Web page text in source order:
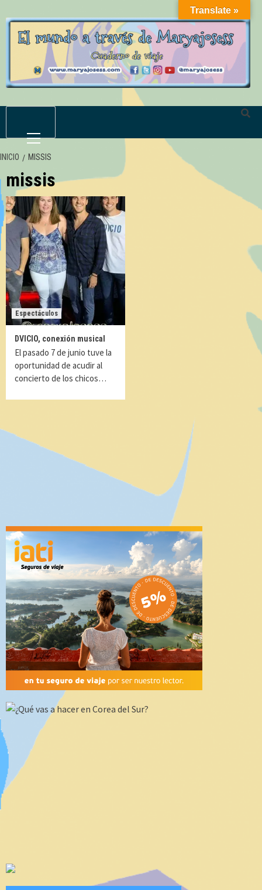
al
contenido
primario
INICIO MISSIS
missis
Espectáculos
DVICIO, conexión musical
El pasado 7 de junio tuve la
oportunidad de acudir al
concierto de los chicos…
Translate »